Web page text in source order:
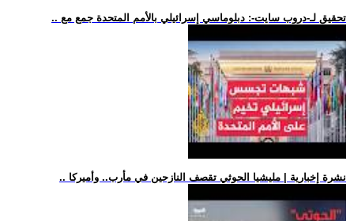
.. تحقيق لـ-دروب سايت-: دبلوماسي إسرائيلي بالأمم المتحدة جمع مع
.. نشرة إخبارية | مليشيا الحوثي تقصف النازحين في مأرب.. وأميركا